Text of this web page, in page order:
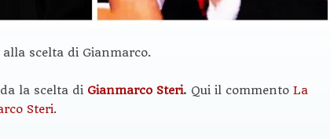
scelta di Gianmarco.
la scelta di Gianmarco Steri. Qui il commento La
Steri.